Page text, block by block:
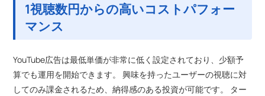
1視聴数円からの高いコストパフォー
マンス
YouTube広告は最低単価が非常に低く設定されており、少額予
算でも運用を開始できます。 興味を持ったユーザーの視聴に対
してのみ課金されるため、納得感のある投資が可能です。 ター